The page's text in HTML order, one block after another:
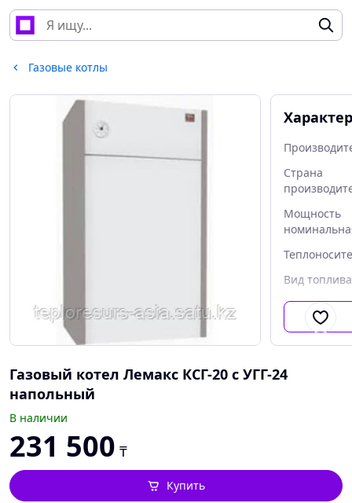
Газовые котлы
Страна
Мощность
Вид топлива
Газовый котел Лемакс КСГ-20 с УГГ-24
напольный
В наличии
231 500 ₸
Купить